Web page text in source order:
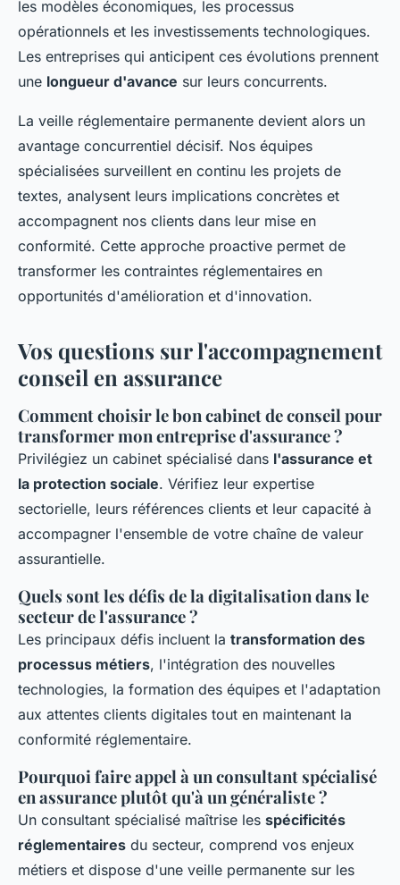
les modèles économiques, les processus
opérationnels et les investissements technologiques.
Les entreprises qui anticipent ces évolutions prennent
une longueur d'avance sur leurs concurrents.
La veille réglementaire permanente devient alors un
avantage concurrentiel décisif. Nos équipes
spécialisées surveillent en continu les projets de
textes, analysent leurs implications concrètes et
accompagnent nos clients dans leur mise en
conformité. Cette approche proactive permet de
transformer les contraintes réglementaires en
opportunités d'amélioration et d'innovation.
Vos questions sur l'accompagnement
conseil en assurance
Comment choisir le bon cabinet de conseil pour
transformer mon entreprise d'assurance ?
Privilégiez un cabinet spécialisé dans l'assurance et
la protection sociale. Vérifiez leur expertise
sectorielle, leurs références clients et leur capacité à
accompagner l'ensemble de votre chaîne de valeur
assurantielle.
Quels sont les défis de la digitalisation dans le
secteur de l'assurance ?
Les principaux défis incluent la transformation des
processus métiers, l'intégration des nouvelles
technologies, la formation des équipes et l'adaptation
aux attentes clients digitales tout en maintenant la
conformité réglementaire.
Pourquoi faire appel à un consultant spécialisé
en assurance plutôt qu'à un généraliste ?
Un consultant spécialisé maîtrise les spécificités
réglementaires du secteur, comprend vos enjeux
métiers et dispose d'une veille permanente sur les